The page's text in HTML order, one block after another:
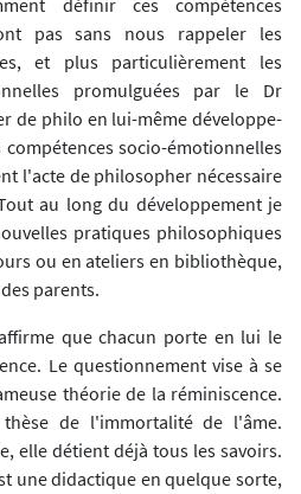
définir ces compétences
pas sans nous rappeler les
et plus particulièrement les
promulguées par le Dr
de philo en lui-même développe-
socio-émotionnelles
l'acte de philosopher nécessaire
au long du développement je
pratiques philosophiques
ou en ateliers en bibliothèque,
parents.
que chacun porte en lui le
Le questionnement vise à se
théorie de la réminiscence.
de l'immortalité de l'âme.
elle détient déjà tous les savoirs.
une didactique en quelque sorte,